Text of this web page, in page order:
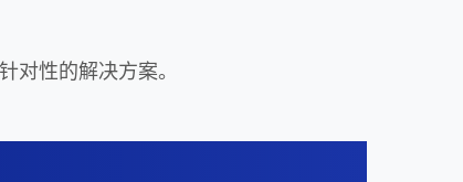
对性的解决方案。